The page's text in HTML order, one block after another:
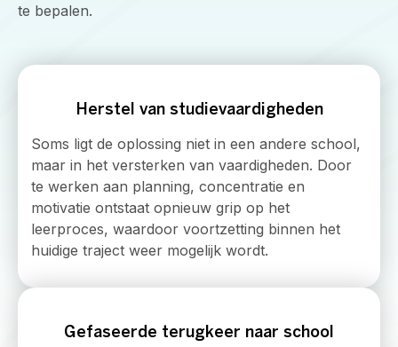
te bepalen.
Herstel van studievaardigheden
Soms ligt de oplossing niet in een andere school,
maar in het versterken van vaardigheden. Door
te werken aan planning, concentratie en
motivatie ontstaat opnieuw grip op het
leerproces, waardoor voortzetting binnen het
huidige traject weer mogelijk wordt.
Gefaseerde terugkeer naar school